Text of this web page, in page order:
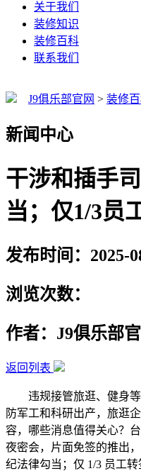
关于我们
装修知识
装修百科
联系我们
J9俱乐部官网 > 装修
新闻中心
干涉和插手
当；仅1/3员
发布时间：2025-
浏览次数：
作者：J9俱乐部
返回列表
违规接管旅逛、健身等
防军工和科研出产，旅逛
容，哪些消息值得关心？
夜密会，片面免签的推出
纪法律勾当；仅 1/3 员工